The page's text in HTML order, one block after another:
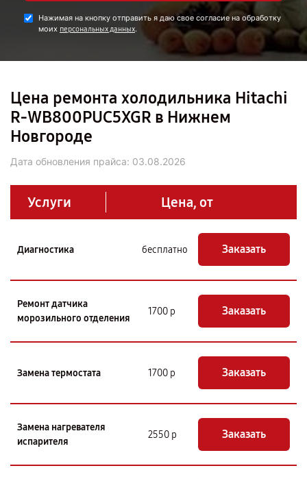
Нажимая на кнопку отправить я даю свое согласие на обработку
моих персональных данных.
Цена ремонта холодильника Hitachi
R-WB800PUC5XGR в Нижнем
Новгороде
Дата обновления прайса: 03.08.2026
Услуги Цена, от
Диагностика бесплатно Заказать
Ремонт датчика
морозильного отделения
1700 р Заказать
Замена термостата 1700 р Заказать
Замена нагревателя
испарителя
2550 р Заказать